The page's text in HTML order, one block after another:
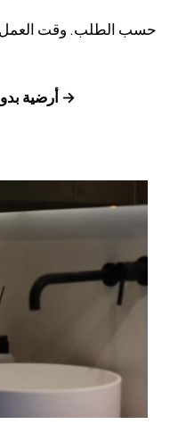
اطلع على Lavasteen أرضية بدون فواصل →